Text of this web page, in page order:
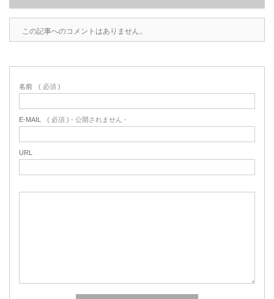
この記事へのコメントはありません。
名前 ( 必須 )
E-MAIL ( 必須 ) - 公開されません -
URL